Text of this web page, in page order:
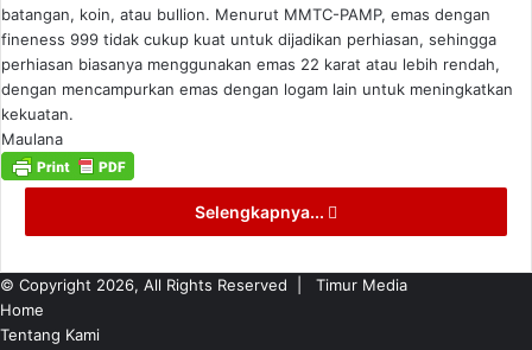
batangan, koin, atau bullion. Menurut MMTC-PAMP, emas dengan
fineness 999 tidak cukup kuat untuk dijadikan perhiasan, sehingga
perhiasan biasanya menggunakan emas 22 karat atau lebih rendah,
dengan mencampurkan emas dengan logam lain untuk meningkatkan
kekuatan.
Maulana
Selengkapnya...
© Copyright 2026, All Rights Reserved |
Timur Media
Home
Tentang Kami